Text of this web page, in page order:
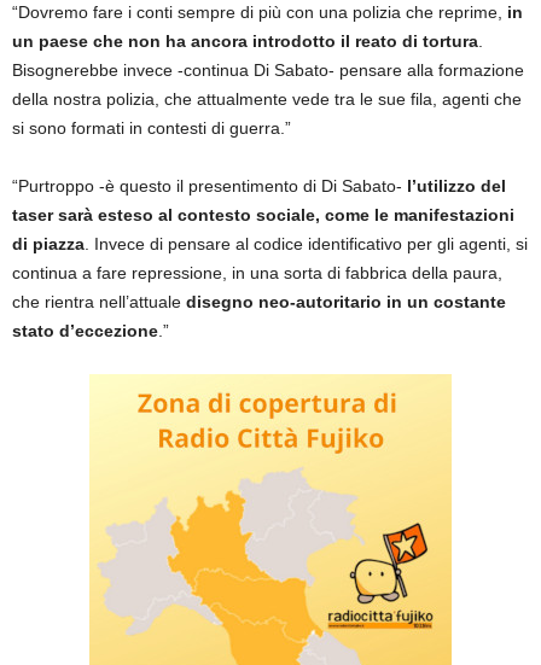
“Dovremo fare i conti sempre di più con una polizia che reprime, in
un paese che non ha ancora introdotto il reato di tortura
Bisognerebbe invece -continua Di Sabato- pensare alla formazione
della nostra polizia, che attualmente vede tra le sue fila, agenti che
si sono formati in contesti di guerra.”
“Purtroppo -è questo il presentimento di Di Sabato- l’utilizzo del
taser sarà esteso al contesto sociale, come le manifestazioni
di piazza . Invece di pensare al codice identificativo per gli agenti, si
continua a fare repressione, in una sorta di fabbrica della paura,
che rientra nell’attuale disegno neo-autoritario in un costante
stato d’eccezione .”